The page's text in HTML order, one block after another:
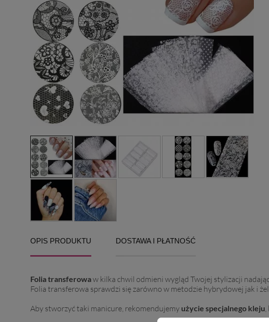
OPIS PRODUKTU DOSTAWA I PŁATNOŚĆ
Folia transferowaw kilka chwil odmieni wygląd Twojej stylizacji
Folia transferowa sprawdzi się zarówno w metodzie hybrydowej jak i
Aby stworzyć taki manicure, rekomendujemy użycie specjalnego kleju